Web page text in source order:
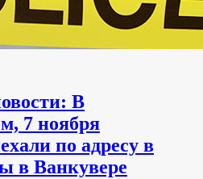
В
7 ноября
по адресу в
в Ванкувере